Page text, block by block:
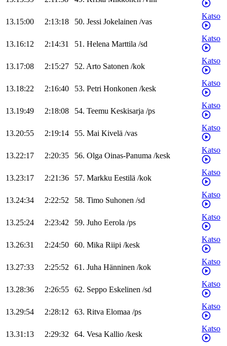
13.15:00 2:13:18 50. Jessi Jokelainen /vas
Katso
13.16:12 2:14:31 51. Helena Marttila /sd
Katso
13.17:08 2:15:27 52. Arto Satonen /kok
Katso
13.18:22 2:16:40 53. Petri Honkonen /kesk
Katso
13.19:49 2:18:08 54. Teemu Keskisarja /ps
Katso
13.20:55 2:19:14 55. Mai Kivelä /vas
Katso
13.22:17 2:20:35 56. Olga Oinas-Panuma /kesk
Katso
13.23:17 2:21:36 57. Markku Eestilä /kok
Katso
13.24:34 2:22:52 58. Timo Suhonen /sd
Katso
13.25:24 2:23:42 59. Juho Eerola /ps
Katso
13.26:31 2:24:50 60. Mika Riipi /kesk
Katso
13.27:33 2:25:52 61. Juha Hänninen /kok
Katso
13.28:36 2:26:55 62. Seppo Eskelinen /sd
Katso
13.29:54 2:28:12 63. Ritva Elomaa /ps
Katso
13.31:13 2:29:32 64. Vesa Kallio /kesk
Katso